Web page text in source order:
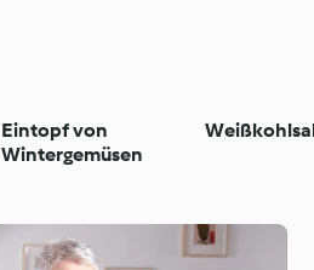
Eintopf von
Wintergemüsen